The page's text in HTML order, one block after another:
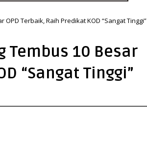
Terbaik, Raih Predikat KOD “Sangat Tinggi”
Tembus 10 Besar
“Sangat Tinggi”